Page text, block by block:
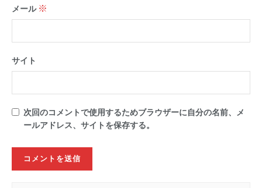
メール ※
サイト
次回のコメントで使用するためブラウザーに自分の名前、メ
ールアドレス、サイトを保存する。